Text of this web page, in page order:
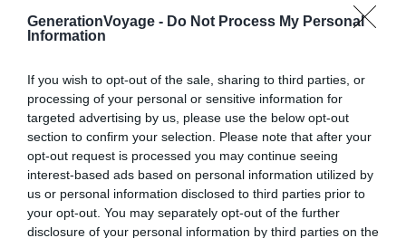
GenerationVoyage - Do Not Process My Personal
Information
If you wish to opt-out of the sale, sharing to third parties, or
processing of your personal or sensitive information for
targeted advertising by us, please use the below opt-out
section to confirm your selection. Please note that after your
opt-out request is processed you may continue seeing
interest-based ads based on personal information utilized by
us or personal information disclosed to third parties prior to
your opt-out. You may separately opt-out of the further
disclosure of your personal information by third parties on the
garder les pieds au sol de peur que leurs chaussures
soient volées. Si une chaussure est volée, les invités se la
Hongrie: Après la Révolution de 1848, les Autrichiens
célébraient la défaite des Hongrois en trinquant avec
leurs verres de bière. Depuis cette défaite, les Hongrois
évitent de toaster avec de la bière, cela est même
banni.